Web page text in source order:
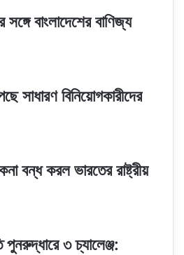
বাংলাদেশের বাণিজ্য
সাধারণ বিনিয়োগকারীদের
বন্ধ করল ভারতের রাষ্ট্রীয়
পুনরুদ্ধারে ৩ চ্যালেঞ্জ: